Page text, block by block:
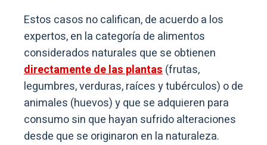
Estos casos no califican, de acuerdo a los
expertos, en la categoría de alimentos
considerados naturales que se obtienen
directamente de las plantas(frutas,
legumbres, verduras, raíces y tubérculos) o de
animales (huevos) y que se adquieren para
consumo sin que hayan sufrido alteraciones
desde que se originaron en la naturaleza.